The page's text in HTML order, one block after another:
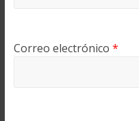
Correo electrónico *